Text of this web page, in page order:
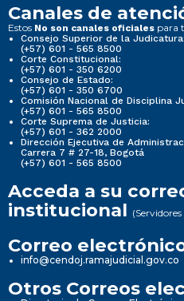
Canales de
Estos No son canales oficiales para
Consejo Superior de la Judicatura:
(+57) 601 - 565 8500
Corte Constitucional:
(+57) 601 - 350 6200
Consejo de Estado:
(+57) 601 - 350 6700
Comisión Nacional de Disciplina
(+57) 601 - 565 8500
Corte Suprema de Justicia:
(+57) 601 - 362 2000
Dirección Ejecutiva de
Carrera 7 # 27-18, Bogotá
(+57) 601 - 565 8500
Acceda a su
institucional
Correo
info@cendoj.ramajudicial.gov.co
Otros Correos